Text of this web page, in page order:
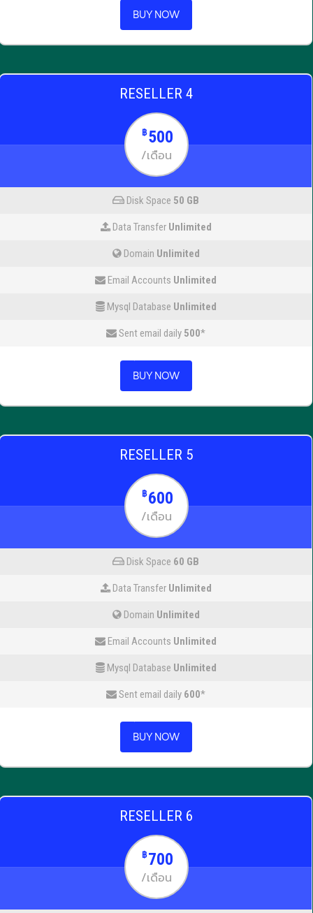
BUY NOW
RESELLER 4
฿ 500
/เดือน
Disk Space 50 GB
Data Transfer Unlimited
Domain Unlimited
Email Accounts Unlimited
Mysql Database Unlimited
Sent email daily 500*
BUY NOW
RESELLER 5
฿ 600
/เดือน
Disk Space 60 GB
Data Transfer Unlimited
Domain Unlimited
Email Accounts Unlimited
Mysql Database Unlimited
Sent email daily 600*
BUY NOW
RESELLER 6
฿ 700
/เดือน